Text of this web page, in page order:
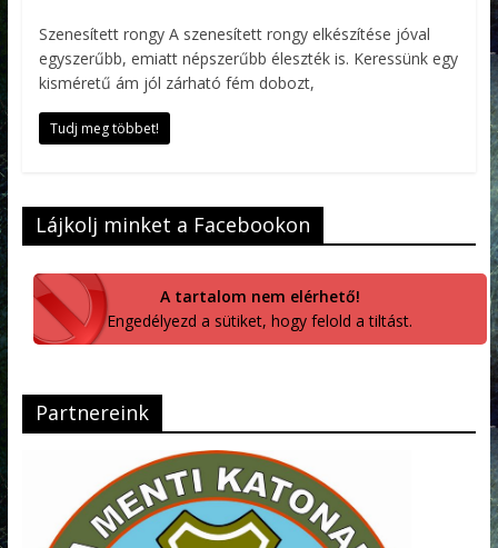
Szenesített rongy A szenesített rongy elkészítése jóval
egyszerűbb, emiatt népszerűbb éleszték is. Keressünk egy
kisméretű ám jól zárható fém dobozt,
Tudj meg többet!
Lájkolj minket a Facebookon
A tartalom nem elérhető!
Engedélyezd a sütiket, hogy felold a tiltást.
Partnereink